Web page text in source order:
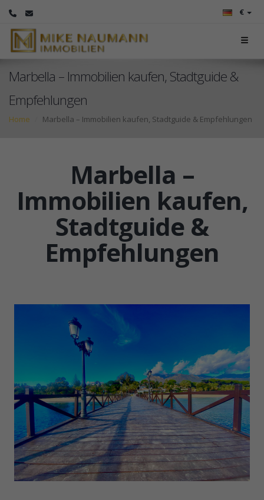
€
Marbella – Immobilien kaufen, Stadtguide &
Empfehlungen
Home Marbella – Immobilien kaufen, Stadtguide & Empfehlungen
Marbella –
Immobilien kaufen,
Stadtguide &
Empfehlungen